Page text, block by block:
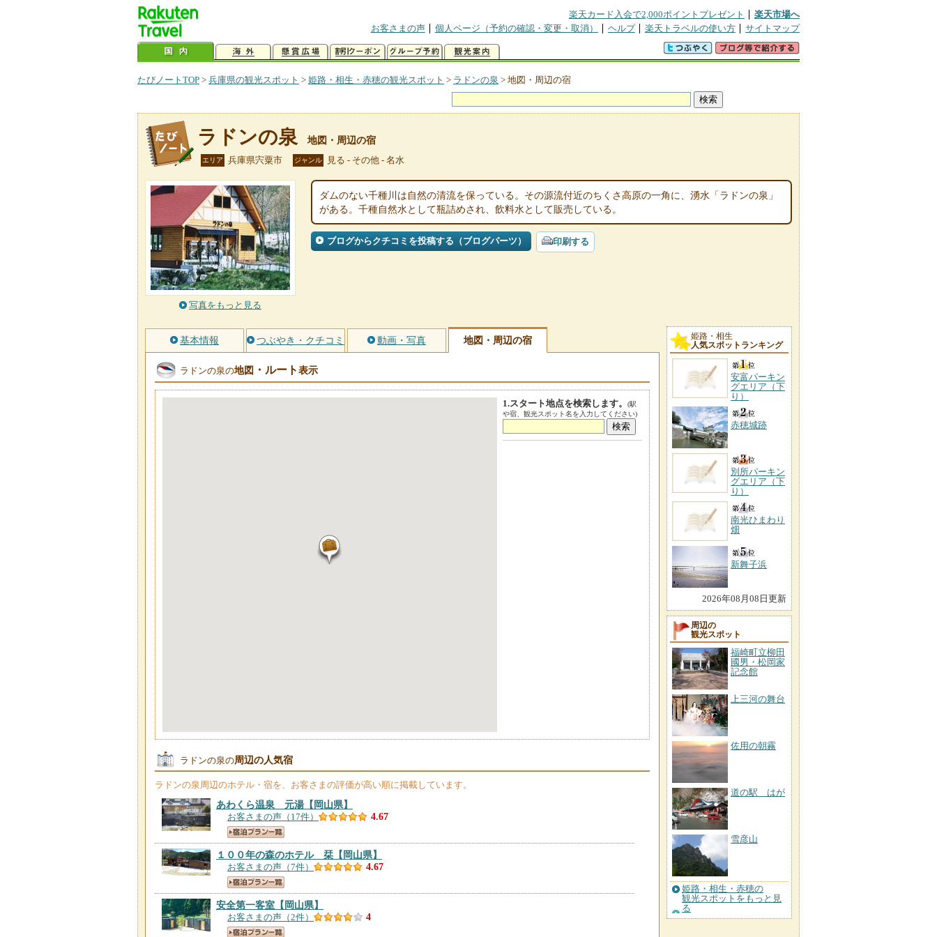
楽天カード入会で2,000ポイントプレゼント
楽天市場へ
お客さまの声
個人ページ（予約の確認・変更・取消） ヘルプ 楽天トラベルの使い方 サイトマップ
たびノートTOP > 兵庫県の観光スポット > 姫路・相生・赤穂の観光スポット > ラドンの泉 > 地図・周辺の宿
ラドンの泉 地図・周辺の宿
エリア 兵庫県宍粟市 ジャンル 見る - その他 - 名水
写真をもっと見る
ダムのない千種川は自然の清流を保っている。その源流付近のちくさ高原の一角に、湧水「ラドンの泉」
がある。千種自然水として瓶詰めされ、飲料水として販売している。
ブログからクチコミを投稿する（ブログパーツ） 印刷する
基本情報 つぶやき・クチコミ 動画・写真 地図・周辺の宿
ラドンの泉の地図 ・ルート表示
1.スタート地点を検索します。
(駅
や宿、観光スポット名を入力してください)
ラドンの泉の周辺の人気宿
ラドンの泉周辺のホテル・宿を、お客さまの評価が高い順に掲載しています。
あわくら温泉 元湯【岡山県】
お客さまの声（17件） 4.67
１００年の森のホテル 栞 【岡山県】
お客さまの声（7件） 4.67
安全第一客室 【岡山県】
お客さまの声（2件） 4
姫路・相生
人気スポットランキング
安富パーキン
グエリア（下
り）
赤穂城跡
別所パーキン
グエリア（下
り）
南光ひまわり
畑
新舞子浜
2026年08月08日更新
周辺の
観光スポット
福崎町立柳田
國男・松岡家
記念館
上三河の舞台
佐用の朝霧
道の駅 はが
雪彦山
姫路・相生・赤穂の
観光スポットをもっと見
る